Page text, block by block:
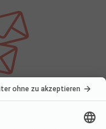
Melde dich